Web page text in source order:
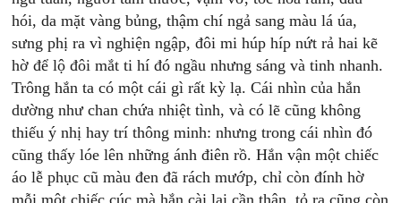
hói, da mặt vàng bủng, thậm chí ngả sang màu lá úa,
sưng phị ra vì nghiện ngập, đôi mi húp híp nứt rả hai kẽ
hờ để lộ đôi mắt ti hí đó ngầu nhưng sáng và tinh nhanh.
Trông hắn ta có một cái gì rất kỳ lạ. Cái nhìn của hắn
dường như chan chứa nhiệt tình, và có lẽ cũng không
thiếu ý nhị hay trí thông minh: nhưng trong cái nhìn đó
cũng thấy lóe lên những ánh điên rồ. Hắn vận một chiếc
áo lễ phục cũ màu đen đã rách mướp, chỉ còn đính hờ
mỗi một chiếc cúc mà hắn cài lại cần thận, tỏ ra cũng còn